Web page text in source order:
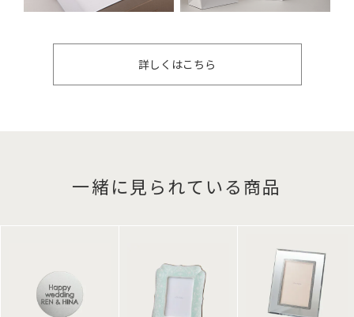
詳しくはこちら
一緒に見られている商品